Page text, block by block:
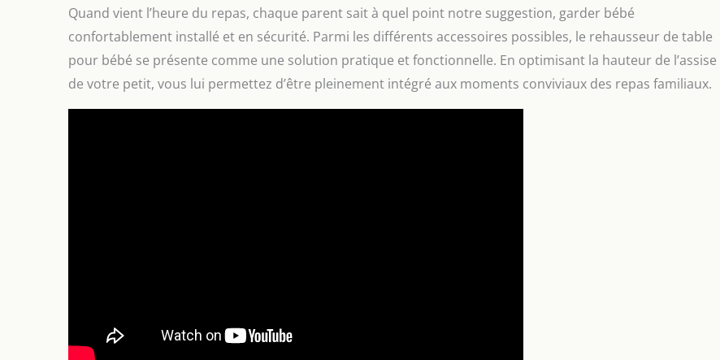
Quand vient l’heure du repas, chaque parent sait à quel point notre suggestion, garder bébé
confortablement installé et en sécurité. Parmi les différents accessoires possibles, le rehausseur de table
pour bébé se présente comme une solution pratique et fonctionnelle. En optimisant la hauteur de l’assise
de votre petit, vous lui permettez d’être pleinement intégré aux moments conviviaux des repas familiaux.